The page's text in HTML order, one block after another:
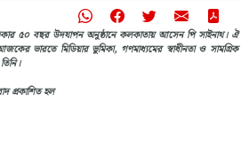
৫০ বছর উদযাপন অনুষ্ঠানে কলকাতায় আসেন পি সাইনাথ। ঐ
ভারতে মিডিয়ার ভুমিকা, গণমাধ্যমের স্বাধীনতা ও সামগ্রিক
প্রকাশিত হল